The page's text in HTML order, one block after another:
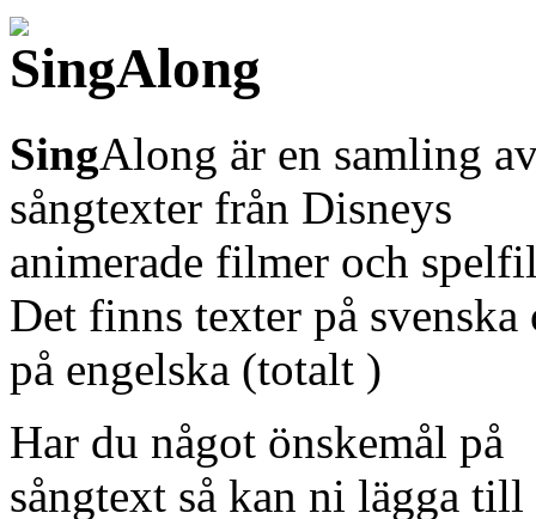
SingAlong är en samling
sångtexter från Disneys
animerade filmer och
Det finns texter på svenska
på engelska (totalt )
Har du något önskemål på
sångtext så kan ni lägga till